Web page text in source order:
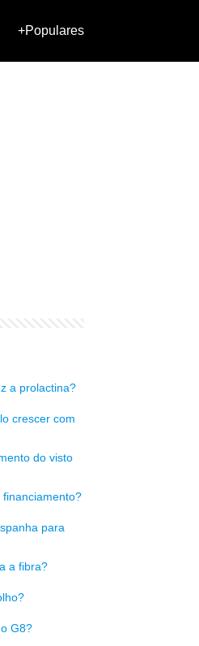
+Populares
a prolactina?
crescer com
do visto
para
a fibra?
G8?